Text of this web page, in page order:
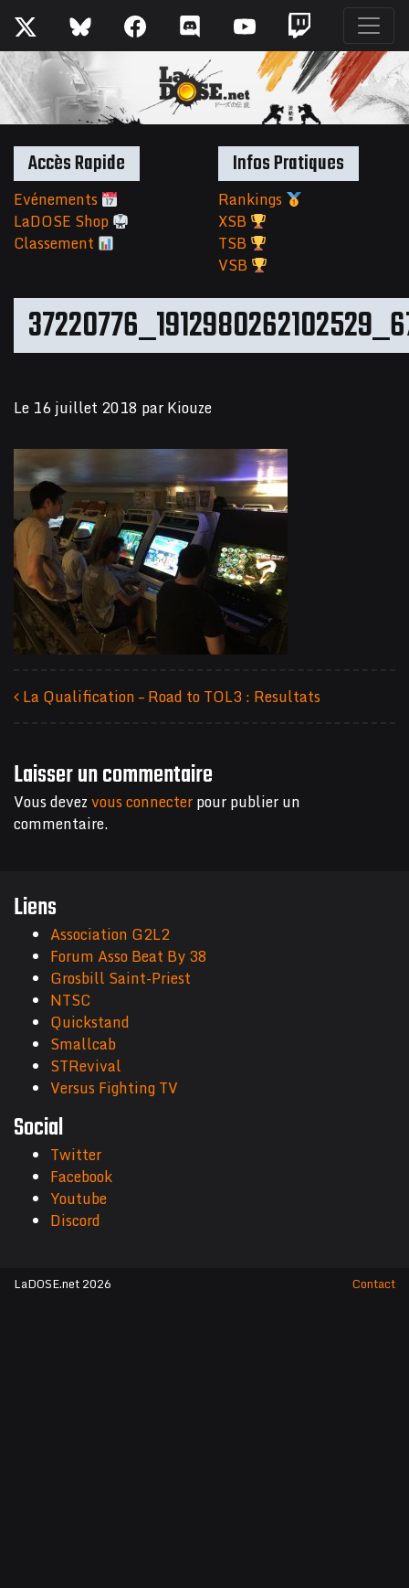
Le 16 juillet 2018 parKiouze
La Qualification – Road to TOL3 : Resultats
Laisser un commentaire
Vous devezvous connecterpour publier un
commentaire.
Accès Rapide
Evénements
LaDOSE Shop
Classement
Infos Pratiques
Rankings
XSB
TSB
VSB
Liens
Association G2L2
Forum Asso Beat By 38
Grosbill Saint-Priest
NTSC
Quickstand
Smallcab
STRevival
Versus Fighting TV
Social
Twitter
Facebook
Youtube
Discord
LaDOSE.net 2026 Contact